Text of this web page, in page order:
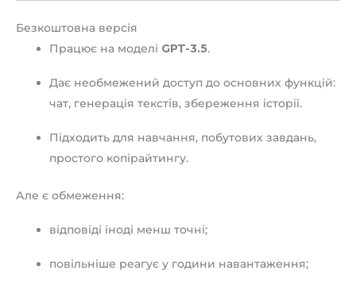
Безкоштовна версія
Працює на моделі GPT-3.5.
Дає необмежений доступ до основних функцій:
чат, генерація текстів, збереження історії.
Підходить для навчання, побутових завдань,
простого копірайтингу.
Але є обмеження:
відповіді іноді менш точні;
повільніше реагує у години навантаження;